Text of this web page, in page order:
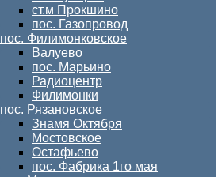
ст.м Прокшино
пос. Газопровод
пос. Филимонковское
Валуево
пос. Марьино
Радиоцентр
Филимонки
пос. Рязановское
Знамя Октября
Мостовское
Остафьево
пос. Фабрика 1го мая